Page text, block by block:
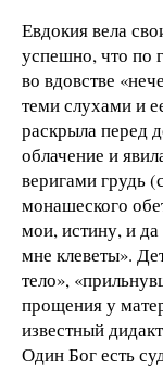
Евдокия вела
успешно, что по
во вдовстве
теми слухами и
раскрыла перед
облачение и
веригами грудь
монашеского
мои, истину, и
мне клеветы».
тело»,
прощения у
известный
Один Бог есть